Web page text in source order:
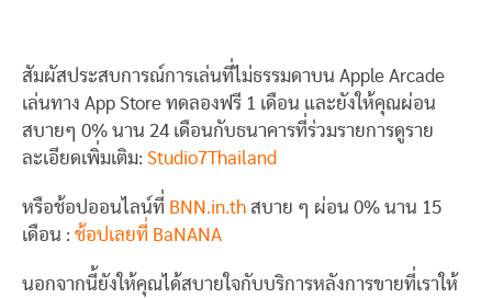
สัมผัสประสบการณ์การเล่นที่ไม่ธรรมดาบน Apple Arcade
เล่นทาง App Store ทดลองฟรี 1 เดือน และยังให้คุณผ่อน
สบายๆ 0% นาน 24 เดือนกับธนาคารที่ร่วมรายการดูราย
ละเอียดเพิ่มเติม: Studio7Thailand
หรือช้อปออนไลน์ที่ BNN.in.th สบาย ๆ ผ่อน 0% นาน 15
เดือน : ช้อปเลยที่ BaNANA
นอกจากนี้ยังให้คุณได้สบายใจกับบริการหลังการขายที่เราให้